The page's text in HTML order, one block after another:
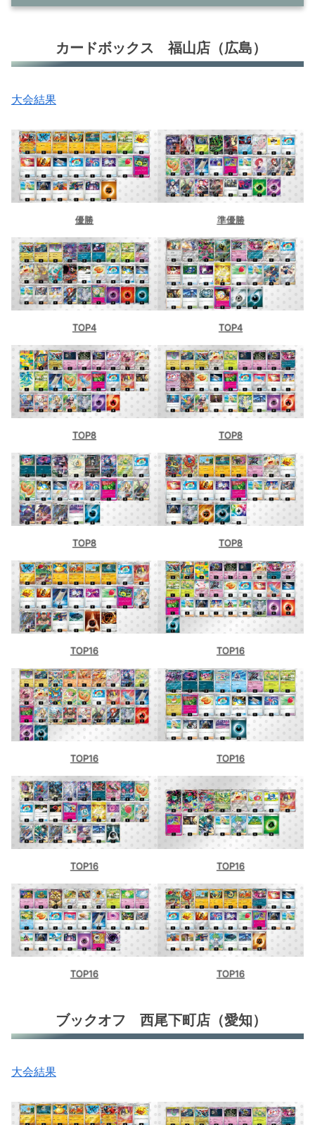
ブックオフ 西尾下町店（愛知）
カードスタジアム小禄店（沖縄）
カードショップ＠ほ～む。（宮崎）
シーガル 泉中央店（宮城）
Super KaBoS 鯖江店（福井）
トイコンプ高槻店（大阪）
京都ファミリー（京都）
バトロコ 小山駅前（栃木）
BOOKOFF イオン橋本（神奈川）
トイコンプ岸和田店（大阪）
竜星の嵐 小倉駅前店（福岡）-1
タッチ松本店（長野）
ブックオフ港北綱島西店（神奈川）
Duel Stade Ganryu ひたち野うしく店（茨城）
カードショップ裁龍（茨城）
BOOKOFF立川駅北口店（東京）
ファンクス（愛媛）
竜星の嵐 高松店（香川）
BOOKOFF アミューあつぎ店（神奈川）
バトロコミニ苫小牧バイパス店（北海道）
バトロコ 川越駅前（埼玉）
バトロコ 新津田沼駅前（千葉）
バトロコ 横浜伊勢佐木町（神奈川）
チェルモサード（神奈川）
カードショップリドル京急蒲田店（東京）
カードボックス 福山店（広島）
大会結果
優勝 準優勝
TOP4 TOP4
TOP8 TOP8
TOP8 TOP8
TOP16 TOP16
TOP16 TOP16
TOP16 TOP16
TOP16 TOP16
ブックオフ 西尾下町店（愛知）
大会結果